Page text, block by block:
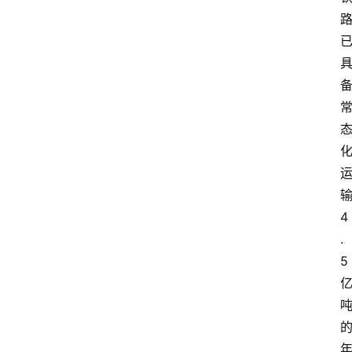
路
已
具
备
常
态
化
运
输
4
.
5
亿
吨
的
年